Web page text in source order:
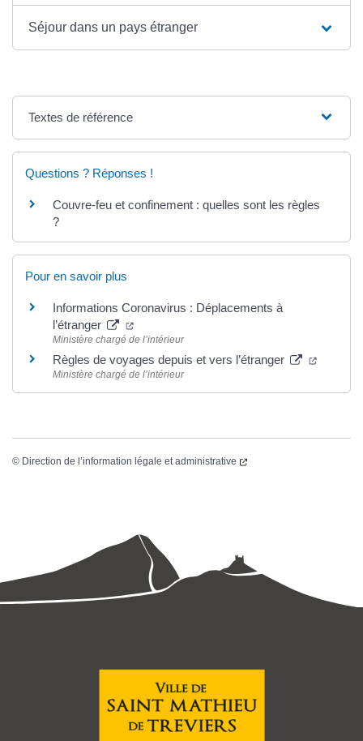
Séjour dans un pays étranger
Textes de référence
Questions ? Réponses !
Couvre-feu et confinement : quelles sont les règles
?
Pour en savoir plus
Informations Coronavirus : Déplacements à
l’étranger
Ministère chargé de l’intérieur
Règles de voyages depuis et vers l’étranger
Ministère chargé de l’intérieur
© Direction de l’information légale et administrative